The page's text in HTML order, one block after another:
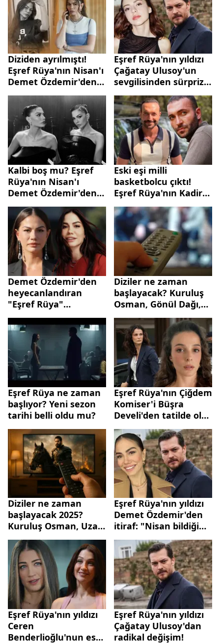
Diziden ayrılmıştı!
Eşref Rüya'nın Nisan'ı
Demet Özdemir'den
sürpriz paylaşım
Eşref Rüya'nın yıldızı
Çağatay Ulusoy'un
sevgilisinden sürpriz
paylaşım
Kalbi boş mu? Eşref
Rüya'nın Nisan'ı
Demet Özdemir'den
aşk itirafı
Eski eşi milli
basketbolcu çıktı!
Eşref Rüya'nın Kadir'i
Görkem Sevindik'in
oğlunun annesi...
Demet Özdemir'den
heyecanlandıran
"Eşref Rüya"
paylaşımı!
Diziler ne zaman
başlayacak? Kuruluş
Osman, Gönül Dağı,
Can Borcu, Uzak Şehir,
Eşref Rüya yeni sezon
tarihi belli mi?
Eşref Rüya ne zaman
başlıyor? Yeni sezon
tarihi belli oldu mu?
Eşref Rüya'nın Çiğdem
Komiser'i Büşra
Develi'den tatilde olay
pozlar!
Diziler ne zaman
başlayacak 2025?
Kuruluş Osman, Uzak
Şehir, Eşref Rüya'da
yeni sezon tarihi
Eşref Rüya'nın yıldızı
Demet Özdemir'den
itiraf: "Nisan bildiğim
yerden geldi"
Eşref Rüya'nın yıldızı
Ceren
Benderlioğlu'nun eski
Eşref Rüya'nın yıldızı
Çağatay Ulusoy'dan
radikal değişim!